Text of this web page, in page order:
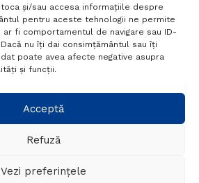
și/sau accesa informațiile despre
pentru aceste tehnologii ne permite
fi comportamentul de navigare sau ID-
nu îți dai consimțământul sau îți
poate avea afecte negative asupra
și funcții.
Acceptă
Refuză
Vezi preferințele
Politică de confidențialitate
Setări GDPR
+40 788 760 194